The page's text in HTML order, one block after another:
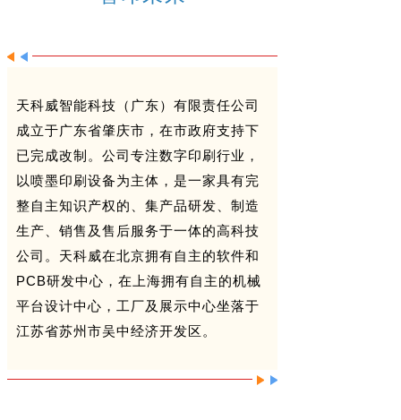
天科威智能科技（广东）有限责任公司
成立于广东省肇庆市，在市政府支持下
已完成改制。公司专注数字印刷行业，
以喷墨印刷设备为主体，是一家具有完
整自主知识产权的、集产品研发、制造
生产、销售及售后服务于一体的高科技
公司。天科威在北京拥有自主的软件和
PCB研发中心，在上海拥有自主的机械
平台设计中心，工厂及展示中心坐落于
江苏省苏州市吴中经济开发区。